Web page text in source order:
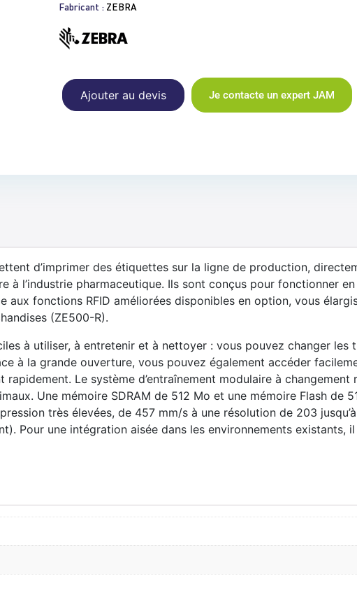
Fabricant : ZEBRA
Ajouter au devis Je contacte un expert JAM
d’imprimer des étiquettes sur la ligne de production,
à l’industrie pharmaceutique. Ils sont conçus pour fonctionner
aux fonctions RFID améliorées disponibles en option, vous
(ZE500-R).
à utiliser, à entretenir et à nettoyer : vous pouvez changer les
à la grande ouverture, vous pouvez également accéder
Le système d’entraînement modulaire à changement
Une mémoire SDRAM de 512 Mo et une mémoire Flash de
très élevées, de 457 mm/s à une résolution de 203
Pour une intégration aisée dans les environnements existants,